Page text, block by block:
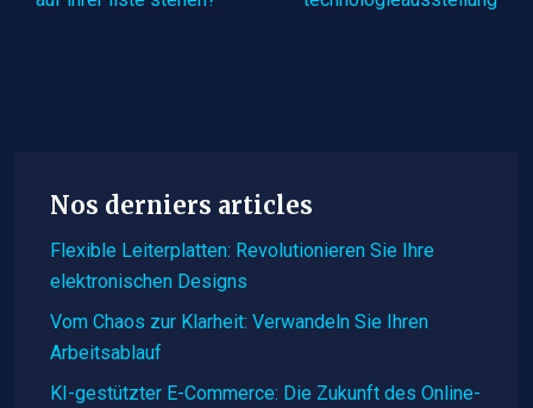
Nos derniers articles
Flexible Leiterplatten: Revolutionieren Sie Ihre
elektronischen Designs
Vom Chaos zur Klarheit: Verwandeln Sie Ihren
Arbeitsablauf
KI-gestützter E-Commerce: Die Zukunft des Online-